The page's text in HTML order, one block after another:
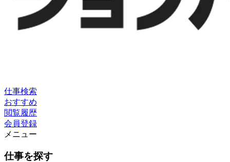
仕事検索
おすすめ
閲覧履歴
会員登録
メニュー
仕事を探す